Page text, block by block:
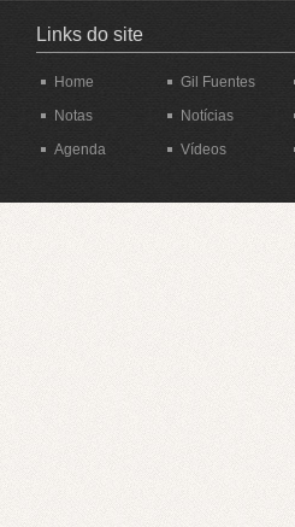
Links do site
Home Gil Fuentes
Notas
Notícias
Agenda
Vídeos